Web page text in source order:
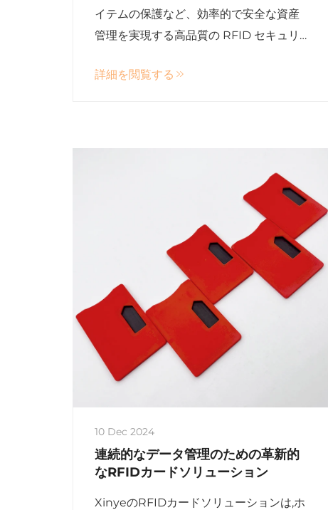
イテムの保護など、効率的で安全な資産
管理を実現する高品質の RFID セキュリ
詳細を閲覧する
10 Dec 2024
連続的なデータ管理のための革新的
なRFIDカードソリューション
XinyeのRFIDカードソリューションは,ホ